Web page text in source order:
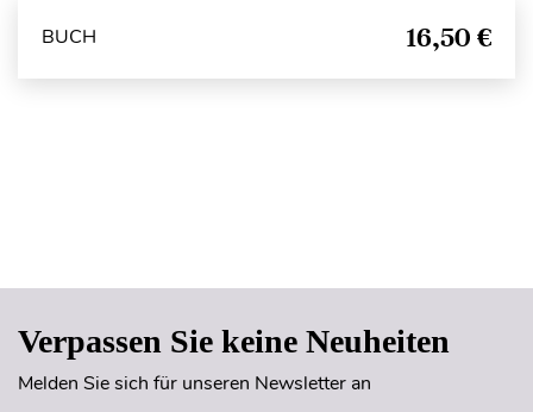
BUCH 16,50 €
Verpassen Sie keine Neuheiten
Melden Sie sich für unseren Newsletter an